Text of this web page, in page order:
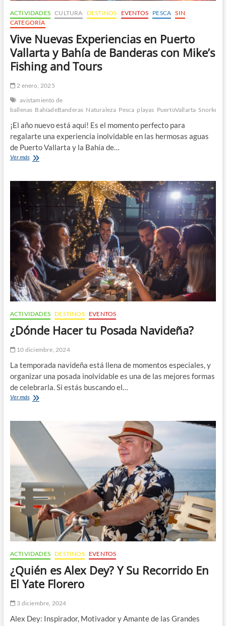
ACTIVIDADES CULTURA DESTINOS EVENTOS PESCA SIN
CATEGORÍA
Vive Nuevas Experiencias en Puerto
Vallarta y Bahía de Banderas con Mike’s
Fishing and Tours
2 enero, 2025
avistamiento de
ballenas BahíadeBanderas Naturaleza Pesca playas PuertoVallarta
¡El año nuevo está aquí! Es el momento perfecto para
regalarte una experiencia inolvidable en las hermosas aguas
de Puerto Vallarta y la Bahía de…
Ver másVive
Puerto
Bahía
de
Banderas
con
Mike’s
Fishing
and
Tours
ACTIVIDADES DESTINOS EVENTOS
¿Dónde Hacer tu Posada Navideña?
10 diciembre, 2024
La temporada navideña está llena de momentos especiales, y
organizar una posada inolvidable es una de las mejores formas
de celebrarla. Si estás buscando el…
Ver más¿Dónde
Posada
Navideña?
ACTIVIDADES DESTINOS EVENTOS
¿Quién es Alex Dey? Y Su Recorrido En
El Yate Florero
3 diciembre, 2024
Alex Dey: Inspirador, Motivador y Amante de las Grandes